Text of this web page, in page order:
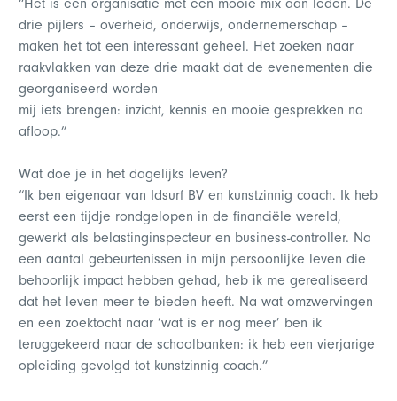
“Het is een organisatie met een mooie mix aan leden. De
drie pijlers – overheid, onderwijs, ondernemerschap –
maken het tot een interessant geheel. Het zoeken naar
raakvlakken van deze drie maakt dat de evenementen die
georganiseerd worden
mij iets brengen: inzicht, kennis en mooie gesprekken na
afloop.”
Wat doe je in het dagelijks leven?
“Ik ben eigenaar van Idsurf BV en kunstzinnig coach. Ik heb
eerst een tijdje rondgelopen in de financiële wereld,
gewerkt als belastinginspecteur en business-controller. Na
een aantal gebeurtenissen in mijn persoonlijke leven die
behoorlijk impact hebben gehad, heb ik me gerealiseerd
dat het leven meer te bieden heeft. Na wat omzwervingen
en een zoektocht naar ‘wat is er nog meer’ ben ik
teruggekeerd naar de schoolbanken: ik heb een vierjarige
opleiding gevolgd tot kunstzinnig coach.”